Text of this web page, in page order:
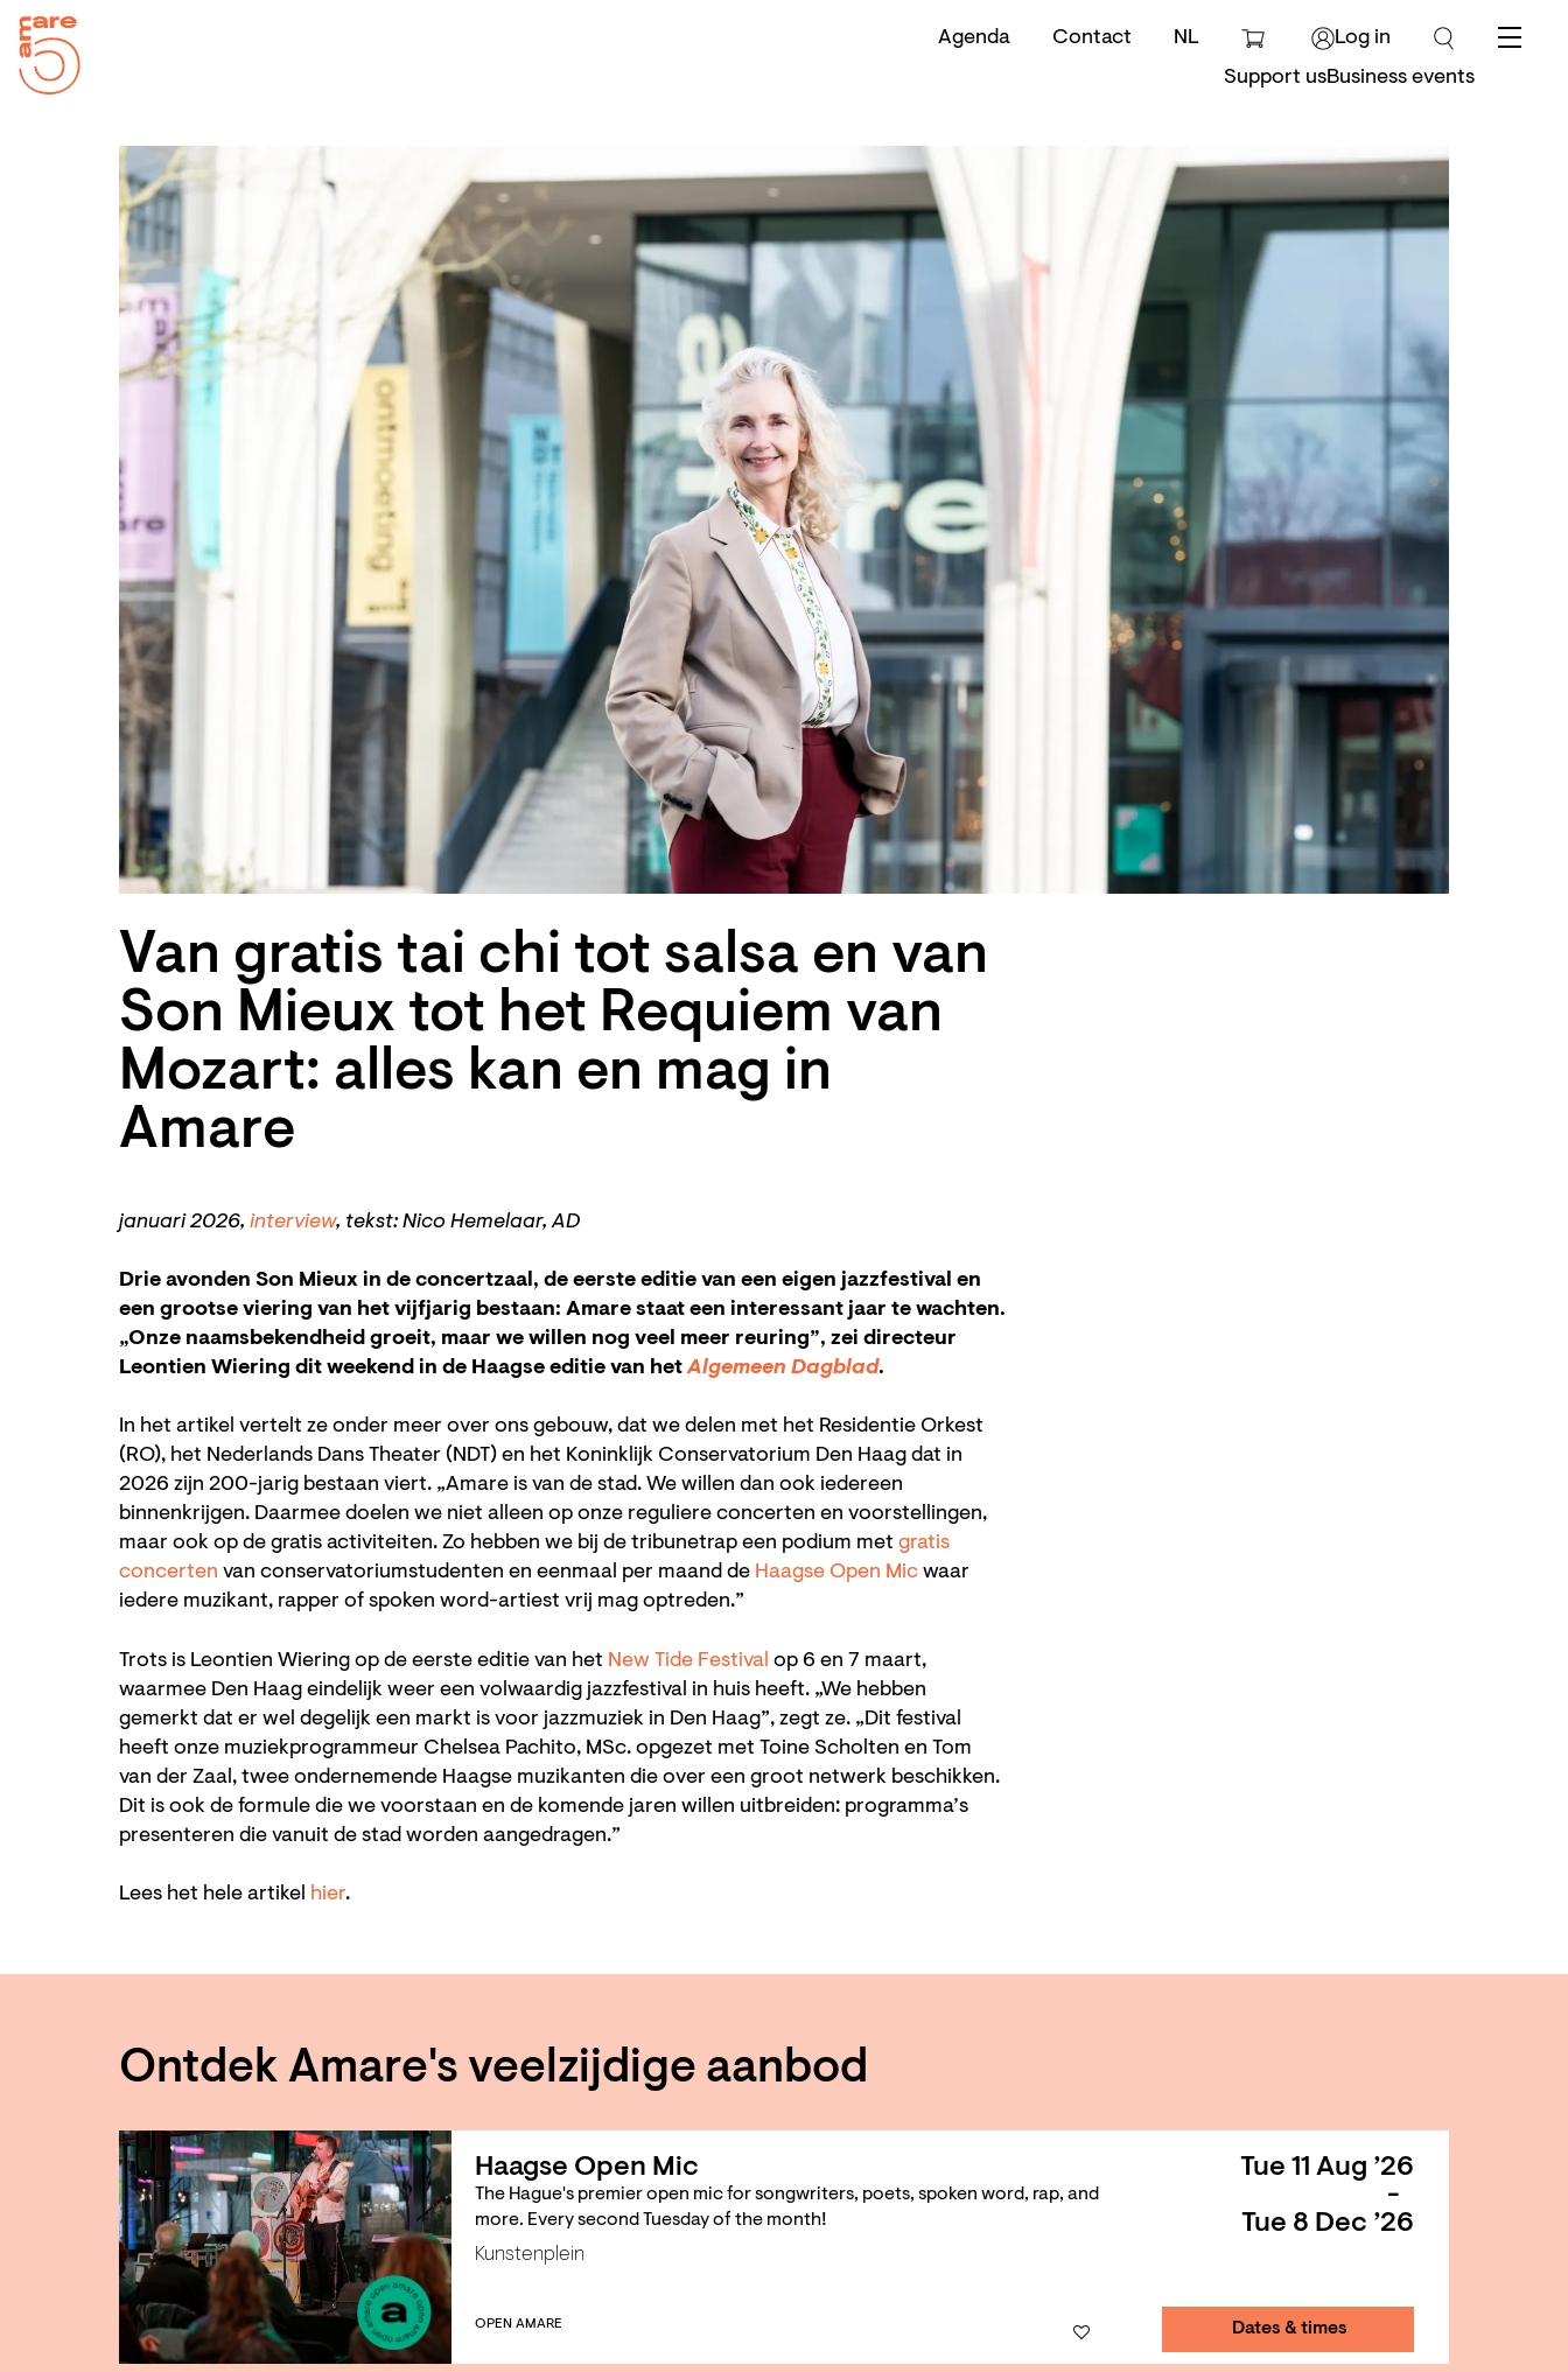
Agenda Contact NL
Log in
Support usBusiness events
Van gratis tai chi tot salsa en van
Son Mieux tot het Requiem van
Mozart: alles kan en mag in
Amare
januari 2026, interview, tekst: Nico Hemelaar, AD
Drie avonden Son Mieux in de concertzaal, de eerste editie van een eigen jazzfestival en
een grootse viering van het vijfjarig bestaan: Amare staat een interessant jaar te wachten.
„Onze naamsbekendheid groeit, maar we willen nog veel meer reuring”, zei directeur
Leontien Wiering dit weekend in de Haagse editie van hetAlgemeen Dagblad.
In het artikel vertelt ze onder meer over ons gebouw, dat we delen met het Residentie Orkest
(RO), het Nederlands Dans Theater (NDT) en het Koninklijk Conservatorium Den Haag dat in
2026 zijn 200-jarig bestaan viert. „Amare is van de stad. We willen dan ook iedereen
binnenkrijgen. Daarmee doelen we niet alleen op onze reguliere concerten en voorstellingen,
maar ook op de gratis activiteiten. Zo hebben we bij de tribunetrap een podium met gratis
concerten van conservatoriumstudenten en eenmaal per maand de Haagse Open Mic waar
iedere muzikant, rapper of spoken word-artiest vrij mag optreden.”
Trots is Leontien Wiering op de eerste editie van het New Tide Festival op 6 en 7 maart,
waarmee Den Haag eindelijk weer een volwaardig jazzfestival in huis heeft. „We hebben
gemerkt dat er wel degelijk een markt is voor jazzmuziek in Den Haag”, zegt ze. „Dit festival
heeft onze muziekprogrammeur Chelsea Pachito, MSc. opgezet met Toine Scholten en Tom
van der Zaal, twee ondernemende Haagse muzikanten die over een groot netwerk beschikken.
Dit is ook de formule die we voorstaan en de komende jaren willen uitbreiden: programma’s
presenteren die vanuit de stad worden aangedragen.”
Lees het hele artikel hier.
Ontdek Amare's veelzijdige aanbod
Haagse Open Mic
The Hague's premier open mic for songwriters, poets, spoken word, rap, and
more. Every second Tuesday of the month!
Kunstenplein
OPEN AMARE
Tue 11 Aug ’26
-
Tue 8 Dec ’26
Dates & times